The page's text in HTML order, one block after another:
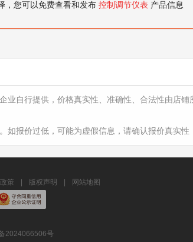
，您可以免费查看和发布 控制调节仪表 产品信息
业自行提供，价格真实性、准确性、合法性由店铺
报价过低，可能为虚假信息，请确认报价真实性
策 版权声明 网站地图
2024066506号